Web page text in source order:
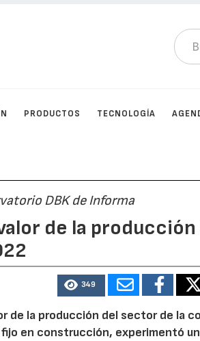
PRODUCTOS TECNOLOGÍA
DBK de Informa
de la
349
de la producción del sector de la
en construcción, experimentó